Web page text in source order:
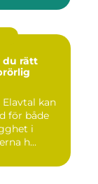
kan
för både
i
h...